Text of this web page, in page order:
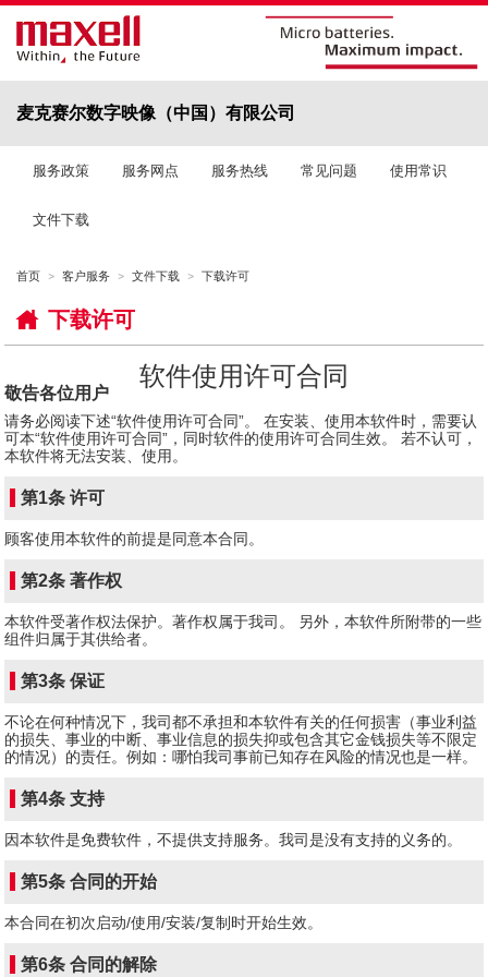
麦克赛尔数字映像（中国）有限公司
服务政策 服务网点 服务热线 常见问题 使用常识
文件下载
首页 客户服务 文件下载 下载许可
下载许可
软件使用许可合同
敬告各位用户
请务必阅读下述“软件使用许可合同”。 在安装、使用本软件时，需要认
可本“软件使用许可合同”，同时软件的使用许可合同生效。 若不认可，
本软件将无法安装、使用。
第1条 许可
顾客使用本软件的前提是同意本合同。
第2条 著作权
本软件受著作权法保护。著作权属于我司。 另外，本软件所附带的一些
组件归属于其供给者。
第3条 保证
不论在何种情况下，我司都不承担和本软件有关的任何损害（事业利益
的损失、事业的中断、事业信息的损失抑或包含其它金钱损失等不限定
的情况）的责任。例如：哪怕我司事前已知存在风险的情况也是一样。
第4条 支持
因本软件是免费软件，不提供支持服务。我司是没有支持的义务的。
第5条 合同的开始
本合同在初次启动/使用/安装/复制时开始生效。
第6条 合同的解除